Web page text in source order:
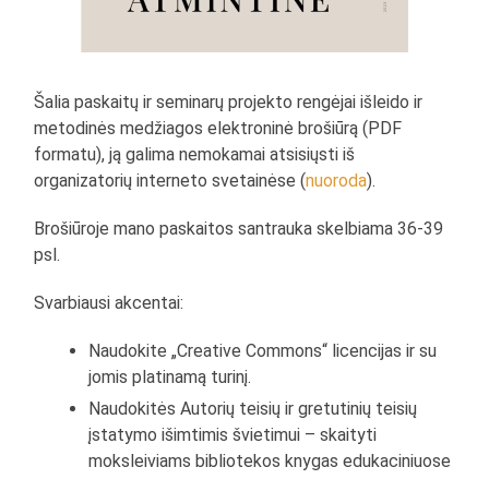
Šalia paskaitų ir seminarų projekto rengėjai išleido ir
metodinės medžiagos elektroninė brošiūrą (PDF
formatu), ją galima nemokamai atsisiųsti iš
organizatorių interneto svetainėse (nuoroda).
Brošiūroje mano paskaitos santrauka skelbiama 36-39
psl.
Svarbiausi akcentai:
Naudokite „Creative Commons“ licencijas ir su
jomis platinamą turinį.
Naudokitės Autorių teisių ir gretutinių teisių
įstatymo išimtimis švietimui – skaityti
moksleiviams bibliotekos knygas edukaciniuose